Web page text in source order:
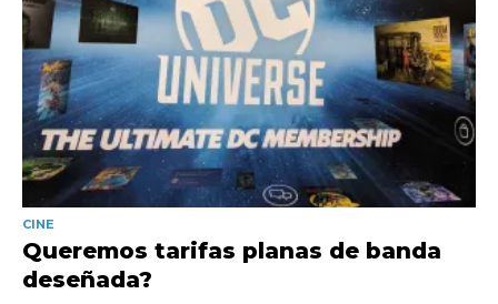
CINE
Queremos tarifas planas de banda
deseñada?